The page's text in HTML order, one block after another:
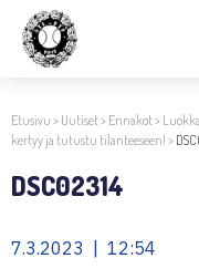
Etusivu > Uutiset> Ennakot>
kertyy ja tutustu tilanteeseen! >
DSC02314
7.3.2023 | 12:54